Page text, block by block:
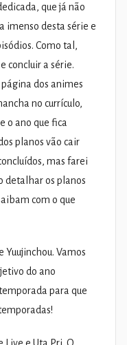
que já não
imenso desta série e
Como tal,
concluir a série.
dos animes
no currículo,
o ano que fica
planos vão cair
mas farei
detalhar os planos
com o que
Yuujinchou. Vamos
do ano
para que